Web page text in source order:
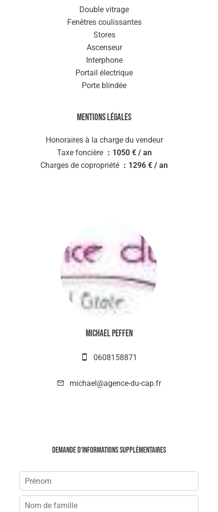
Double vitrage
Fenêtres coulissantes
Stores
Ascenseur
Interphone
Portail électrique
Porte blindée
Mentions légales
Honoraires à la charge du vendeur
Taxe foncière
1050 € / an
Charges de copropriété
1296 € / an
Michael PEFFEN
0608158871
michael@agence-du-cap.fr
Demande d'informations supplémentaires